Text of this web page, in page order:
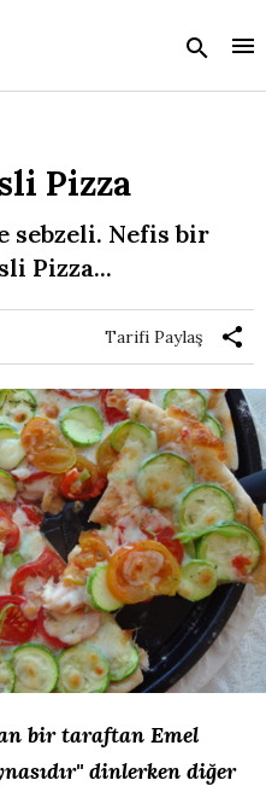
Pizza
sebzeli. Nefis bir
Pizza...
Tarifi Paylaş
bir taraftan Emel
dinlerken diğer